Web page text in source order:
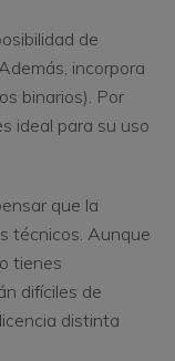
de
incorpora
binarios). Por
ideal para su uso
que la
técnicos. Aunque
tienes
difíciles de
distinta